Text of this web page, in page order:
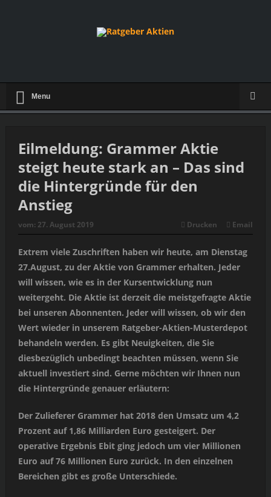
Menu
Eilmeldung: Grammer Aktie
steigt heute stark an – Das sind
die Hintergründe für den
Anstieg
vom: 27. August 2019 Drucken Email
Extrem viele Zuschriften haben wir heute, am Dienstag
27.August, zu der Aktie von Grammer erhalten. Jeder
will wissen, wie es in der Kursentwicklung nun
weitergeht. Die Aktie ist derzeit die meistgefragte Aktie
bei unseren Abonnenten. Jeder will wissen, ob wir den
Wert wieder in unserem Ratgeber-Aktien-Musterdepot
behandeln werden. Es gibt Neuigkeiten, die Sie
diesbezüglich unbedingt beachten müssen, wenn Sie
aktuell investiert sind. Gerne möchten wir Ihnen nun
die Hintergründe genauer erläutern:
Der Zulieferer Grammer hat 2018 den Umsatz um 4,2
Prozent auf 1,86 Milliarden Euro gesteigert. Der
operative Ergebnis Ebit ging jedoch um vier Millionen
Euro auf 76 Millionen Euro zurück. In den einzelnen
Bereichen gibt es große Unterschiede.